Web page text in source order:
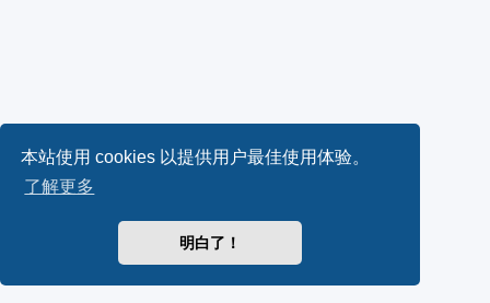
本站使用 cookies 以提供用户最佳使用体验。
了解更多
明白了！